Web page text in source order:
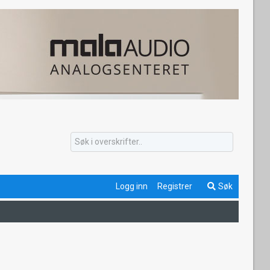
Logg inn Registrer Søk